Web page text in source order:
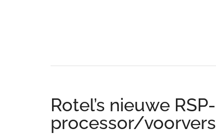
Rotel’s nieuwe
processor/